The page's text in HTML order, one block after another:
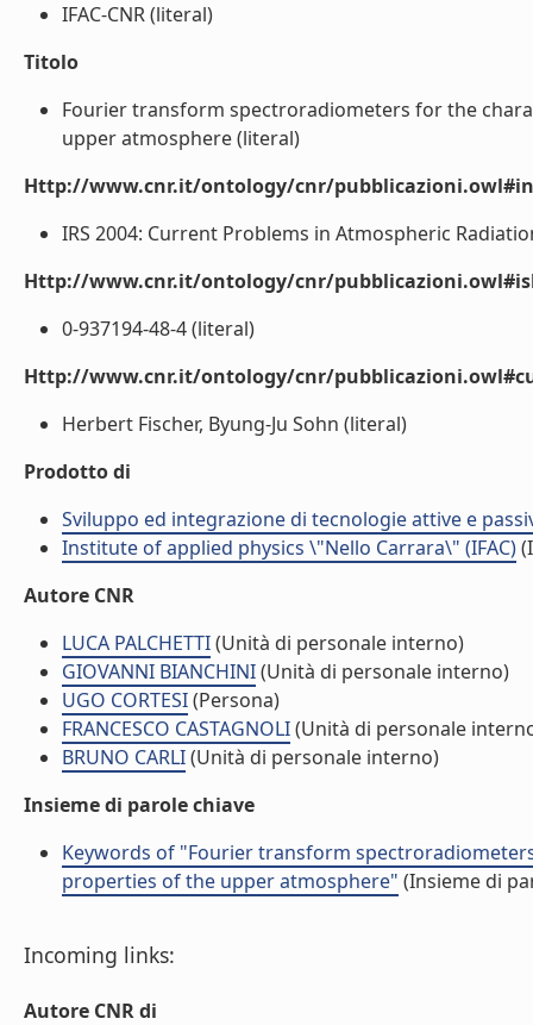
IFAC-CNR (literal)
Titolo
Fourier transform spectroradiometers for the
upper atmosphere (literal)
Http://www.cnr.it/ontology/cnr/
IRS 2004: Current Problems in Atmospheric
Http://www.cnr.it/ontology/cnr/
0-937194-48-4 (literal)
Http://www.cnr.it/ontology/cnr/
Herbert Fischer, Byung-Ju Sohn (literal)
Prodotto di
Sviluppo ed integrazione di tecnologie attive e
Institute of applied physics \"Nello Carrara\" (IFAC)
Autore CNR
LUCA PALCHETTI(Unità di personale interno)
GIOVANNI BIANCHINI(Unità di personale interno)
UGO CORTESI(Persona)
FRANCESCO CASTAGNOLI(Unità di personale
BRUNO CARLI(Unità di personale interno)
Insieme di parole chiave
Keywords of "Fourier transform
properties of the upper atmosphere" (Insieme di
Incoming links:
Autore CNR di